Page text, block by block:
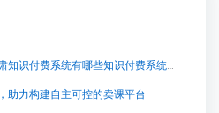
甘肃知识付费系统有哪些【甘肃知识付费系统有哪些知识付费系统系统怎么制作，知识付费系统搭建使用教程】
助力构建自主可控的卖课平台